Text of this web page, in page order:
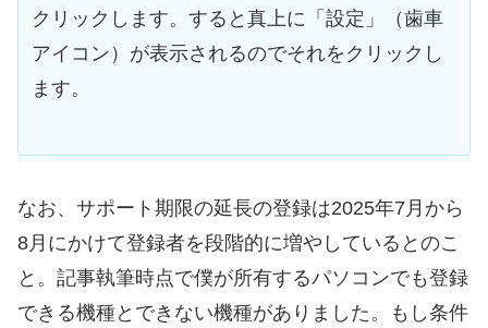
クリックします。すると真上に「設定」（歯車
アイコン）が表示されるのでそれをクリックし
ます。
なお、サポート期限の延長の登録は2025年7月から
8月にかけて登録者を段階的に増やしているとのこ
と。記事執筆時点で僕が所有するパソコンでも登録
できる機種とできない機種がありました。もし条件